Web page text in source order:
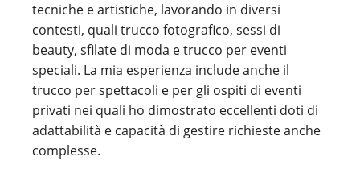
tecniche e artistiche, lavorando in diversi
contesti, quali trucco fotografico, sessi di
beauty, sfilate di moda e trucco per eventi
speciali. La mia esperienza include anche il
trucco per spettacoli e per gli ospiti di eventi
privati nei quali ho dimostrato eccellenti doti di
adattabilità e capacità di gestire richieste anche
complesse.